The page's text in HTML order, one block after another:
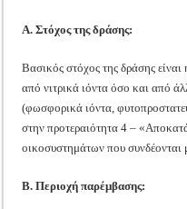
Α. Στόχος της δράσης:
Βασικός στόχος της δράσης
από νιτρικά ιόντα όσο και από
(φωσφορικά ιόντα,
στην προτεραιότητα 4 –
οικοσυστημάτων που συνδέονται
Β. Περιοχή παρέμβασης: